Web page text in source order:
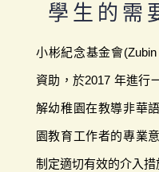
學生的 需
小彬紀念基金會
資助，於2017 年進行
解幼稚園在教導非華
園教育工作者的專業
制定適切有效的介入措